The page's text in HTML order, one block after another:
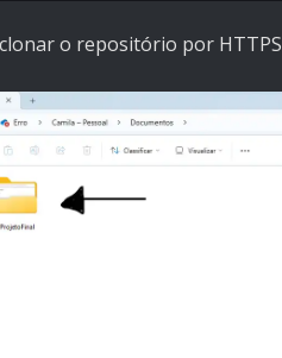
o repositório por HTTPS